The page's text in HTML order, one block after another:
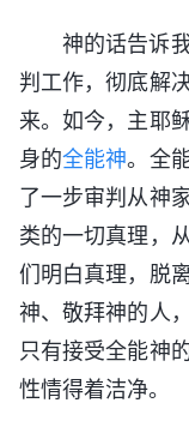
神的话告诉
判工作，彻底解
来。如今，主耶
身的全能神。全
了一步审判从神
类的一切真理，
们明白真理，脱
神、敬拜神的人
只有接受全能神
性情得着洁净。